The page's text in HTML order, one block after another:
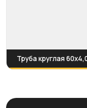
Труба круглая